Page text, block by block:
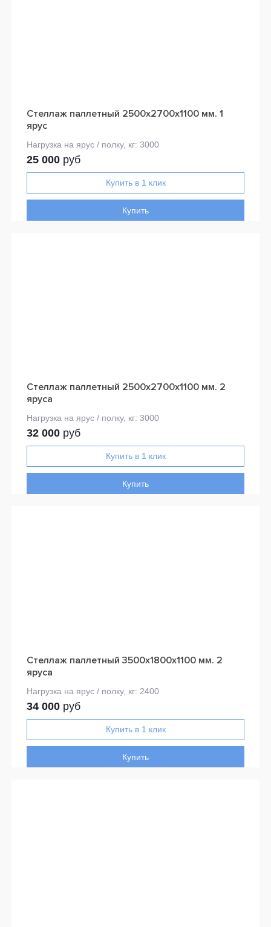
Стеллаж паллетный 2500х2700х1100 мм. 1
ярус
25 000 руб
Купить
Стеллаж паллетный 2500х2700х1100 мм. 2
яруса
32 000 руб
Купить
Стеллаж паллетный 3500х1800х1100 мм. 2
яруса
34 000 руб
Купить